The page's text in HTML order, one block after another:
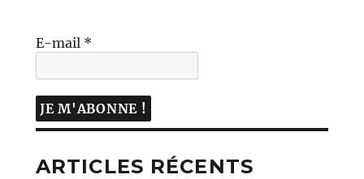
E-mail *
ARTICLES RÉCENTS